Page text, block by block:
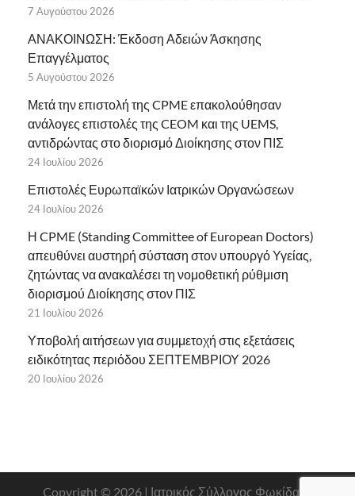
7 Αυγούστου 2026
ΑΝΑΚΟΙΝΩΣΗ: Έκδοση Αδειών Άσκησης
Επαγγέλματος
5 Αυγούστου 2026
Μετά την επιστολή της CPME επακολούθησαν
ανάλογες επιστολές της CEOM και της UEMS,
αντιδρώντας στο διορισμό Διοίκησης στον ΠΙΣ
24 Ιουλίου 2026
Επιστολές Ευρωπαϊκών Ιατρικών Οργανώσεων
24 Ιουλίου 2026
Η CPME (Standing Committee of European Doctors)
απευθύνει αυστηρή σύσταση στον υπουργό Υγείας,
ζητώντας να ανακαλέσει τη νομοθετική ρύθμιση
διορισμού Διοίκησης στον ΠΙΣ
21 Ιουλίου 2026
Υποβολή αιτήσεων για συμμετοχή στις εξετάσεις
ειδικότητας περιόδου ΣΕΠΤΕΜΒΡΙΟΥ 2026
20 Ιουλίου 2026
Copyright © 2026 | Ιατρικός Σύλλογος Φωκίδας |